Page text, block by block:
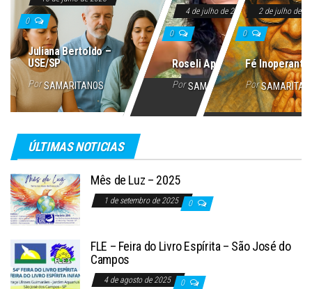
0
Juliana Bertoldo –
USE/SP
Por SAMARITANOS
4 de julho de 2025
0
Roseli Aparecida
Por SAMARITANOS
2 de julho de
0
Fé Inoperante
Por
ÚLTIMAS NOTICIAS
Mês de Luz – 2025
1 de setembro de 2025 0
FLE – Feira do Livro Espírita – São José do
Campos
4 de agosto de 2025 0